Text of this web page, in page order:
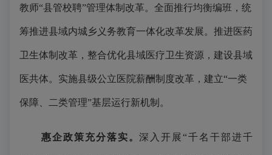
教师“县管校聘”管理体制改革。全面推行均衡编班，统
筹推进县域内城乡义务教育一体化改革发展。推进医药
卫生体制改革，整合优化县域医疗卫生资源，建设县域
医共体。实施县级公立医院薪酬制度改革，建立“一类
保障、二类管理”基层运行新机制。
惠企政策充分落实。深入开展“千名干部进千